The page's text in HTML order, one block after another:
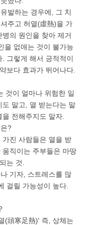
발하는 경우에, 그 치
주고 허열(虛熱)을 가
의 원인을 찾아 제거
을 없애는 것이 불가능
그렇게 해서 긍적적이
보다 효과가 뛰어나다.
것이 얼마나 위험한 일
말고, 열 받는다는 말
전해주지도 말자.
?
진 사람들은 열을 받
직이는 주부들은 마땅
는 것.
기자, 스트레스를 많
걸릴 가능성이 높다.
(頭寒足熱)' 즉, 상체는